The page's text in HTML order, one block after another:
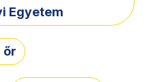
Egyetem
őr